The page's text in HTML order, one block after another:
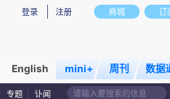
商城 订
登录 注册
English mini+ 周刊 数据
专题 讣闻